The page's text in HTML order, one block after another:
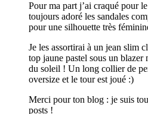
Pour ma part j’ai craqué pour
toujours adoré les sandales
pour une silhouette très
Je les assortirai à un jean slim
top jaune pastel sous un blazer
du soleil ! Un long collier de
oversize et le tour est joué :)
Merci pour ton blog : je suis
posts !